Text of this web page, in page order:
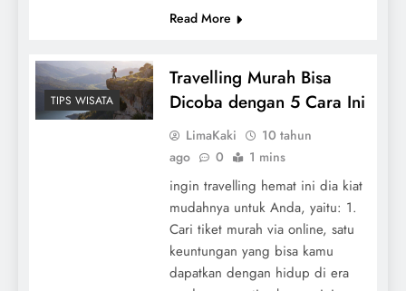
Read More
TIPS WISATA
Travelling Murah Bisa
Dicoba dengan 5 Cara Ini
LimaKaki
10 tahun
ago
0 1 mins
ingin travelling hemat ini dia kiat
mudahnya untuk Anda, yaitu: 1.
Cari tiket murah via online, satu
keuntungan yang bisa kamu
dapatkan dengan hidup di era